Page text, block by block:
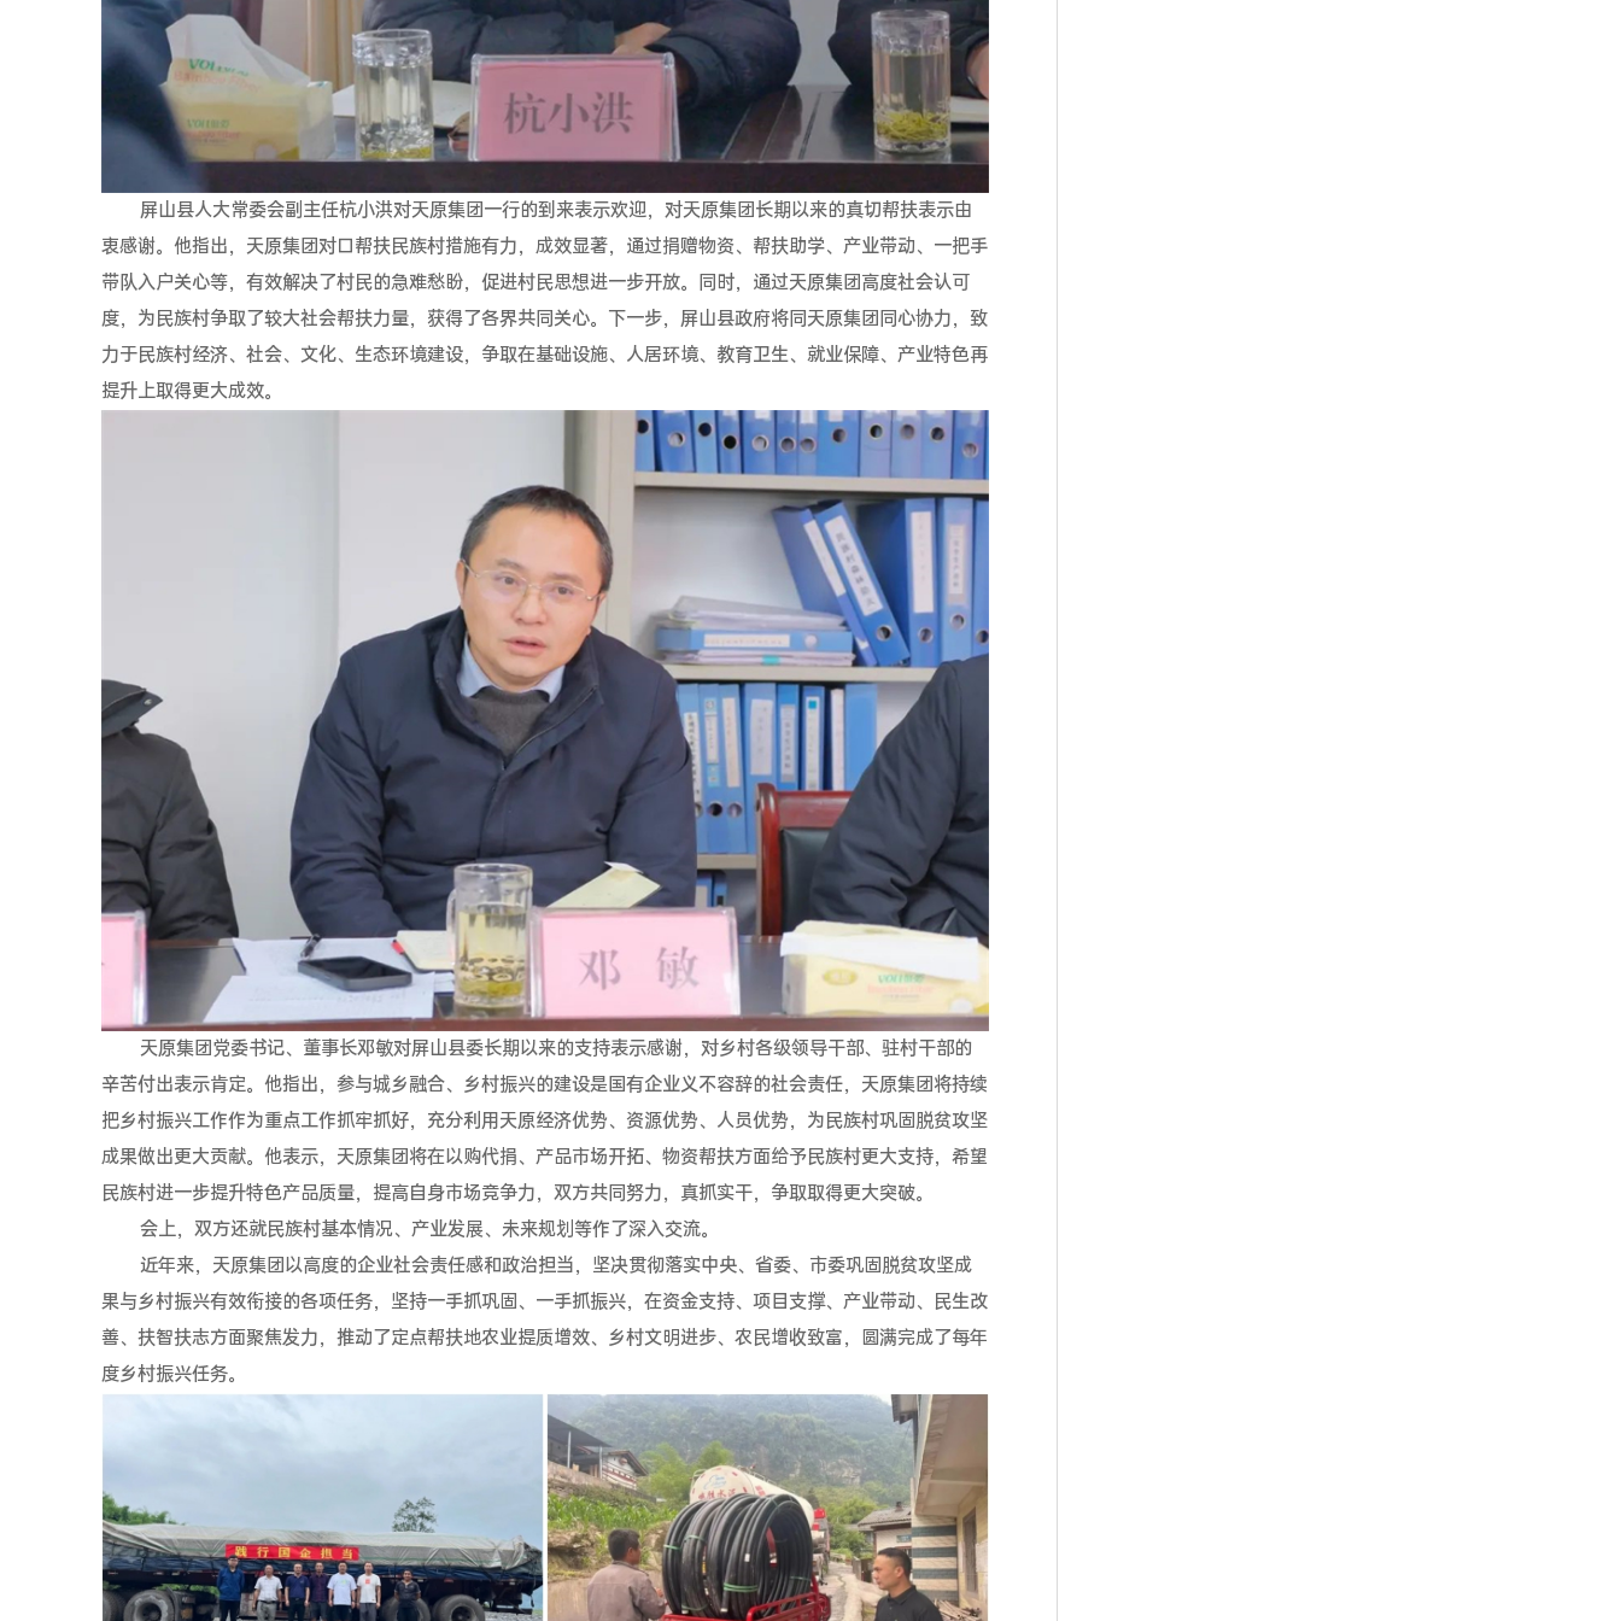
屏山县人大常委会副主任杭小洪对天原集团一行的到来表示欢迎，对天原集团长期以来的真切帮扶表示由
衷感谢。他指出，天原集团对口帮扶民族村措施有力，成效显著，通过捐赠物资、帮扶助学、产业带动、一把手
带队入户关心等，有效解决了村民的急难愁盼，促进村民思想进一步开放。同时，通过天原集团高度社会认可
度，为民族村争取了较大社会帮扶力量，获得了各界共同关心。下一步，屏山县政府将同天原集团同心协力，致
力于民族村经济、社会、文化、生态环境建设，争取在基础设施、人居环境、教育卫生、就业保障、产业特色再
提升上取得更大成效。
天原集团党委书记、董事长邓敏对屏山县委长期以来的支持表示感谢，对乡村各级领导干部、驻村干部的
辛苦付出表示肯定。他指出，参与城乡融合、乡村振兴的建设是国有企业义不容辞的社会责任，天原集团将持续
把乡村振兴工作作为重点工作抓牢抓好，充分利用天原经济优势、资源优势、人员优势，为民族村巩固脱贫攻坚
成果做出更大贡献。他表示，天原集团将在以购代捐、产品市场开拓、物资帮扶方面给予民族村更大支持，希望
民族村进一步提升特色产品质量，提高自身市场竞争力，双方共同努力，真抓实干，争取取得更大突破。
会上，双方还就民族村基本情况、产业发展、未来规划等作了深入交流。
近年来，天原集团以高度的企业社会责任感和政治担当，坚决贯彻落实中央、省委、市委巩固脱贫攻坚成
果与乡村振兴有效衔接的各项任务，坚持一手抓巩固、一手抓振兴，在资金支持、项目支撑、产业带动、民生改
善、扶智扶志方面聚焦发力，推动了定点帮扶地农业提质增效、乡村文明进步、农民增收致富，圆满完成了每年
度乡村振兴任务。